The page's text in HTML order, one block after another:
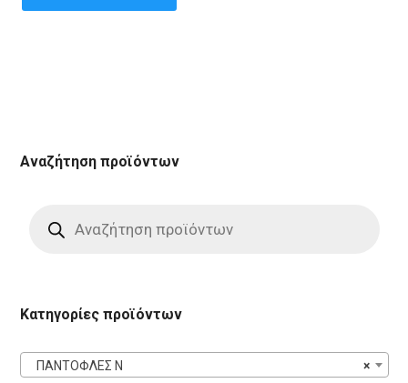
Αναζήτηση προϊόντων
search
Κατηγορίες προϊόντων
×
ΠΑΝΤΟΦΛΕΣ N